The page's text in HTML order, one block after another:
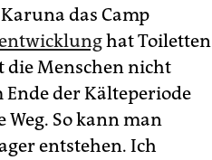
das Camp
hat Toi­letten
die Menschen nicht
der Kälteperiode
So kann man
entstehen. Ich